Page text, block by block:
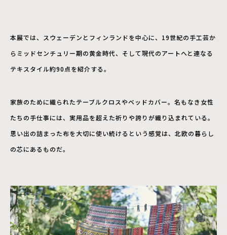
本展では、スウェーデンとフィンランドを中心に、19世紀の手工芸か
らミッドセンチュリー期の黄金時代、そして現代のアートへと連なる
テキスタイル約90点を紹介する。
家族のために織られたテーブルクロスやベッドカバー。名もなき女性
たちの手仕事には、実用品を超えた祈りや誇りが織り込まれている。
思い出の詰まった布を大切に使い続けるという感覚は、北欧の暮らし
の芯にあるものだ。